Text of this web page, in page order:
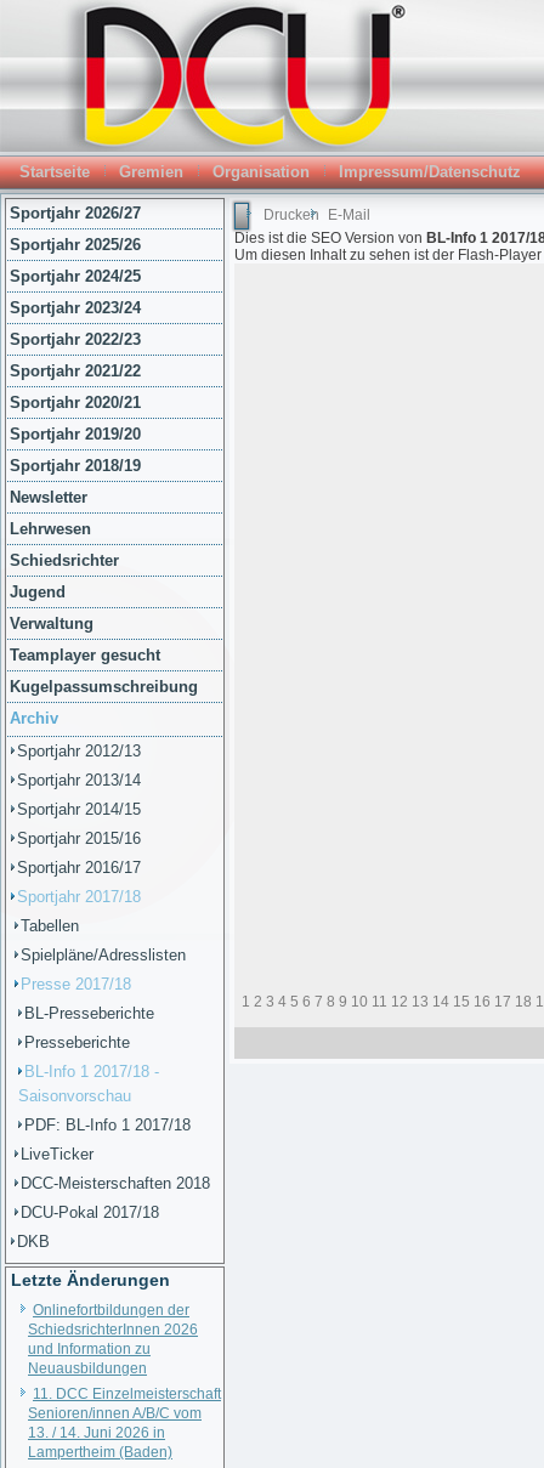
Startseite Gremien Organisation Impressum/Datenschutz
Sportjahr 2026/27
Sportjahr 2025/26
Sportjahr 2024/25
Sportjahr 2023/24
Sportjahr 2022/23
Sportjahr 2021/22
Sportjahr 2020/21
Sportjahr 2019/20
Sportjahr 2018/19
Newsletter
Lehrwesen
Schiedsrichter
Jugend
Verwaltung
Teamplayer gesucht
Kugelpassumschreibung
Archiv
Sportjahr 2012/13
Sportjahr 2013/14
Sportjahr 2014/15
Sportjahr 2015/16
Sportjahr 2016/17
Sportjahr 2017/18
Tabellen
Spielpläne/Adresslisten
Presse 2017/18
BL-Presseberichte
Presseberichte
BL-Info 1 2017/18 -
Saisonvorschau
PDF: BL-Info 1 2017/18
LiveTicker
DCC-Meisterschaften 2018
DCU-Pokal 2017/18
DKB
Letzte Änderungen
Onlinefortbildungen der
SchiedsrichterInnen 2026
und Information zu
Neuausbildungen
11. DCC Einzelmeisterschaft
Senioren/innen A/B/C vom
13. / 14. Juni 2026 in
Lampertheim (Baden)
Drucken
E-Mail
Dies ist die SEO Version von BL-Info 1 2017/
Um diesen Inhalt zu sehen ist der Flash-
1 2 3 4 5 6 7 8 9 10 11 12 13 14 15 16 17 18